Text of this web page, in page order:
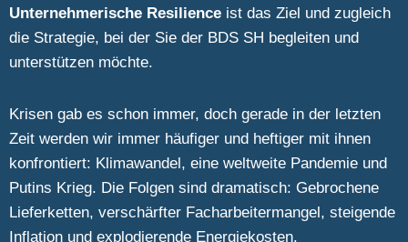
Unternehmerische Resilience ist das Ziel und zugleich
die Strategie, bei der Sie der BDS SH begleiten und
unterstützen möchte.
Krisen gab es schon immer, doch gerade in der letzten
Zeit werden wir immer häufiger und heftiger mit ihnen
konfrontiert: Klimawandel, eine weltweite Pandemie und
Putins Krieg. Die Folgen sind dramatisch: Gebrochene
Lieferketten, verschärfter Facharbeitermangel, steigende
Inflation und explodierende Energiekosten.